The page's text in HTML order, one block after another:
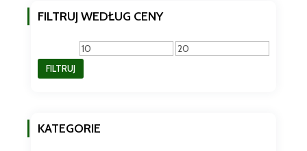
FILTRUJ WEDŁUG CENY
Cena
Cena
FILTRUJ
KATEGORIE